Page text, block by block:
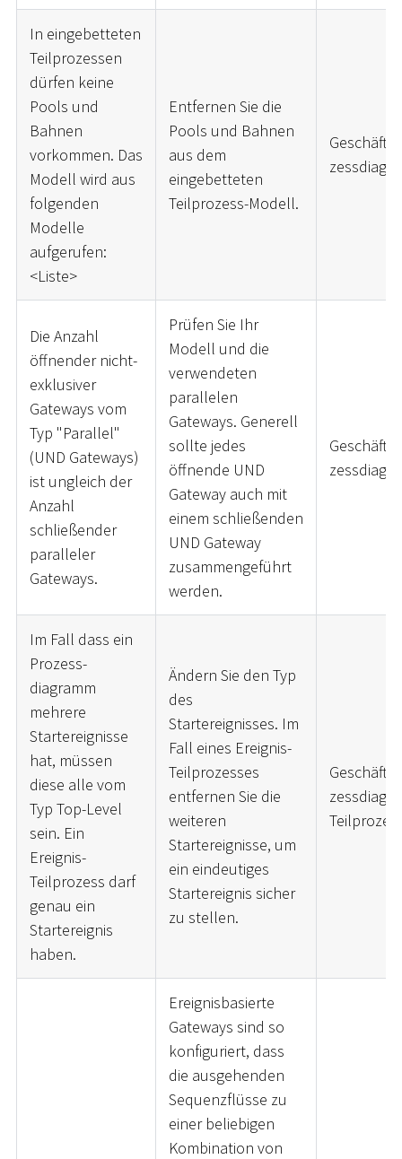
In eingebetteten
Teilprozessen
dürfen keine
Pools und
Bahnen
vorkommen. Das
Modell wird aus
folgenden
Modelle
aufgerufen:
<Liste>
Entfernen Sie die
Pools und Bahnen
aus dem
eingebetteten
Teilprozess-Modell.
Die Anzahl
öffnender nicht-
exklusiver
Gateways vom
Typ "Parallel"
(UND Gateways)
ist ungleich der
Anzahl
schließender
paralleler
Gateways.
Prüfen Sie Ihr
Modell und die
verwendeten
parallelen
Gateways. Generell
sollte jedes
öffnende UND
Gateway auch mit
einem schließenden
UND Gateway
zusammengeführt
werden.
Im Fall dass ein
Prozess-
diagramm
mehrere
Startereignisse
hat, müssen
diese alle vom
Typ Top-Level
sein. Ein
Ereignis-
Teilprozess darf
genau ein
Startereignis
haben.
Ändern Sie den Typ
des
Startereignisses. Im
Fall eines Ereignis-
Teilprozesses
entfernen Sie die
weiteren
Startereignisse, um
ein eindeutiges
Startereignis sicher
zu stellen.
Ereignisbasierte
Gateways sind so
konfiguriert, dass
die ausgehenden
Sequenzflüsse zu
einer beliebigen
Kombination von